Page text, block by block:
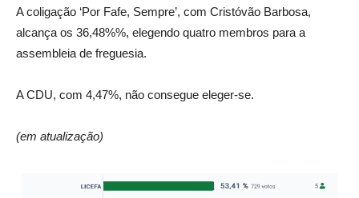
A coligação ‘Por Fafe, Sempre’, com Cristóvão Barbosa,
alcança os 36,48%%, elegendo quatro membros para a
assembleia de freguesia.
A CDU, com 4,47%, não consegue eleger-se.
(em atualização)